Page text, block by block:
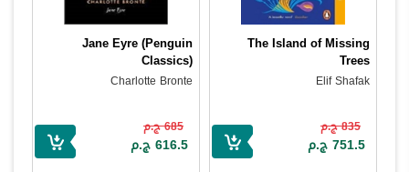
The Island of Missing
Trees
Elif Shafak
835 ج.م
751.5 ج.م
Jane Eyre (Penguin
Classics)
Charlotte Bronte
685 ج.م
616.5 ج.م